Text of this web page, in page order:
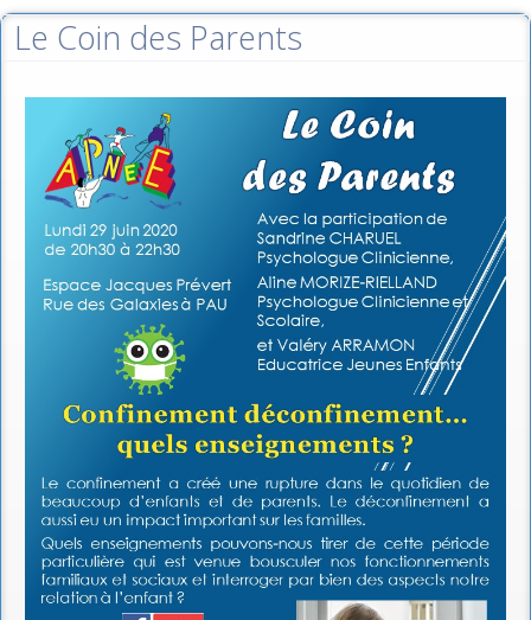
Le Coin des Parents